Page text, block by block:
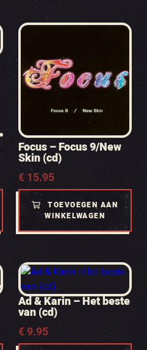
Focus – Focus 9/New
Skin (cd)
€15.95
TOEVOEGEN AAN
WINKELWAGEN
Ad & Karin – Het beste
van (cd)
€9.95